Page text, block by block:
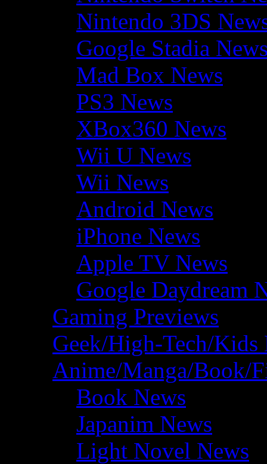
Nintendo 3DS
Google Stadia
Mad Box News
PS3 News
XBox360 News
Wii U News
Wii News
Android News
iPhone News
Apple TV News
Google Daydream
Gaming Previews
Geek/High-Tech/Kids
Anime/Manga/Book/
Book News
Japanim News
Light Novel News